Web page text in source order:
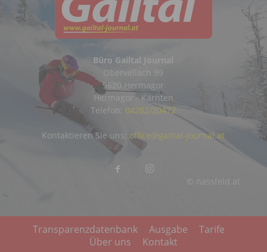
Büro Gailtal Journal
Obervellach 99
9620 Hermagor
Hermagor - Kärnten
Telefon: 04282/20472
© nassfeld.at
Kontaktieren Sie uns: office@gailtal-journal.at
Transparenzdatenbank Ausgabe
Tarife
Über uns
Kontakt